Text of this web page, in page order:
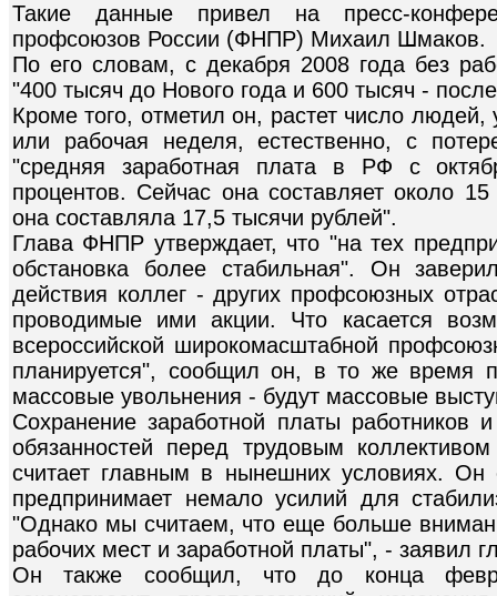
Такие данные привел на пресс-
профсоюзов России (ФНПР) Михаил Шмаков.
По его словам, с декабря 2008 года без
"400 тысяч до Нового года и 600 тысяч -
Кроме того, отметил он, растет число
или рабочая неделя, естественно, с
"средняя заработная плата в РФ с
процентов. Сейчас она составляет около
она составляла 17,5 тысячи рублей".
Глава ФНПР утверждает, что "на тех
обстановка более стабильная". Он
действия коллег - других профсоюзных
проводимые ими акции. Что касается
всероссийской широкомасштабной
планируется", сообщил он, в то же время
массовые увольнения - будут массовые
Сохранение заработной платы работников
обязанностей перед трудовым
считает главным в нынешних условиях. Он
предпринимает немало усилий для
"Однако мы считаем, что еще больше
рабочих мест и заработной платы", - заявил
Он также сообщил, что до конца